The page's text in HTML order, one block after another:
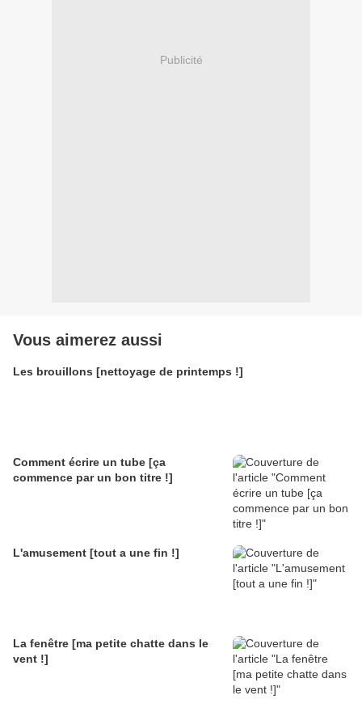
Publicité
Vous aimerez aussi
Les brouillons [nettoyage de printemps !]
Comment écrire un tube [ça
commence par un bon titre !]
L'amusement [tout a une fin !]
La fenêtre [ma petite chatte dans le
vent !]